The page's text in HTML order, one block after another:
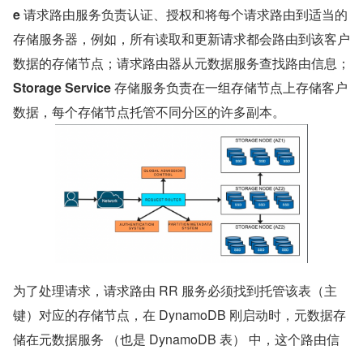
e 请求路由服务负责认证、授权和将每个请求路由到适当的
存储服务器，例如，所有读取和更新请求都会路由到该客户
数据的存储节点；请求路由器从元数据服务查找路由信息；
Storage Service 存储服务负责在一组存储节点上存储客户
数据，每个存储节点托管不同分区的许多副本。
为了处理请求，请求路由 RR 服务必须找到托管该表（主
键）对应的存储节点，在 DynamoDB 刚启动时，元数据存
储在元数据服务 （也是 DynamoDB 表） 中，这个路由信